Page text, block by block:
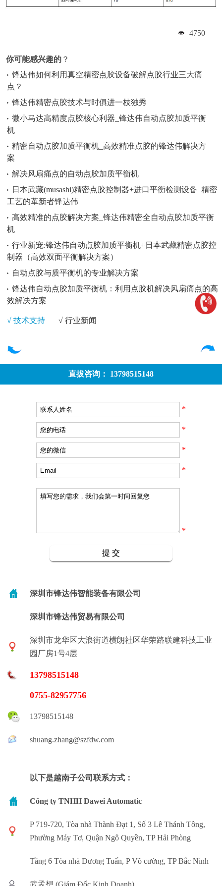
4750
你可能感兴趣的 ？
锋达伟如何利用真空精密点胶设备破解点胶行业三大痛
点？
锋达伟精密点胶技术与时俱进一枝独秀
微小马达高精度点胶核心利器_锋达伟自动点胶加质平衡
机
精密自动点胶加质平衡机_高效精准点胶的锋达伟解决方
案
解决风扇痛点的自动点胶加质平衡机
日本武藏(musashi)精密点胶控制器+进口平衡检测设备_精密
工艺的革新者锋达伟
高效精准的点胶解决方案_锋达伟精密全自动点胶加质平衡
机
行业新宠:锋达伟自动点胶加质平衡机+日本武藏精密点胶控
制器（高效双面平衡解决方案）
自动点胶与质平衡机的专业解决方案
锋达伟自动点胶加质平衡机：利用点胶机解决风扇痛点的高
效解决方案
√ 技术支持 √ 行业新闻
直拔咨询： 13798515148
*
*
*
*
*
深圳市锋达伟智能装备有限公司
深圳市锋达伟贸易有限公司
深圳市龙华区大浪街道横朗社区华荣路联建科技工业
园厂房1号4层
13798515148
0755-82957756
13798515148
shuang.zhang@szfdw.com
以下是越南子公司联系方式：
Công ty TNHH Dawei Automatic
P 719-720, Tòa nhà Thành Đạt 1, Số 3 Lê Thánh Tông,
Phường Máy Tơ, Quận Ngô Quyền, TP Hải Phòng
Tầng 6 Tòa nhà Dương Tuấn, P Võ cường, TP Bắc Ninh
武孟想 (Giám Đốc Kinh Doanh)